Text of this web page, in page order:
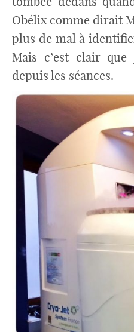
Obélix comme dirait
plus de mal à
Mais c’est clair
depuis les séances.